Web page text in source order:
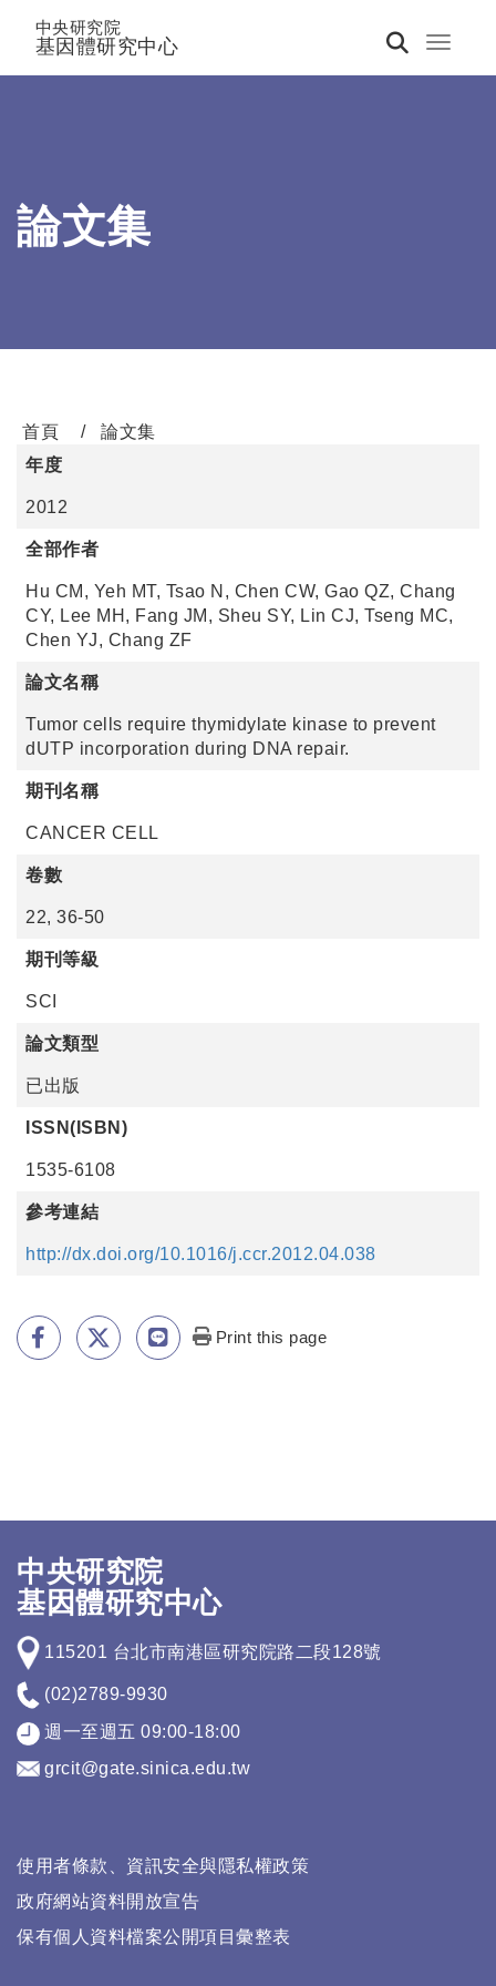
Toggle
中央研究院
基因體研究中心
論文集
首頁
論文集
年度
2012
全部作者
Hu CM, Yeh MT, Tsao N, Chen CW, Gao QZ, Chang
CY, Lee MH, Fang JM, Sheu SY, Lin CJ, Tseng MC,
Chen YJ, Chang ZF
論文名稱
Tumor cells require thymidylate kinase to prevent
dUTP incorporation during DNA repair.
期刊名稱
CANCER CELL
卷數
22, 36-50
期刊等級
SCI
論文類型
已出版
ISSN(ISBN)
1535-6108
參考連結
http://dx.doi.org/10.1016/j.ccr.2012.04.038
Print this page
中央研究院
基因體研究中心
115201 台北市南港區研究院路二段128號
(02)2789-9930
週一至週五 09:00-18:00
grcit@gate.sinica.edu.tw
使用者條款、資訊安全與隱私權政策
政府網站資料開放宣告
保有個人資料檔案公開項目彙整表